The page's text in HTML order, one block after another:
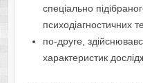
спеціально
психодіагностичних
по-друге,
характеристик